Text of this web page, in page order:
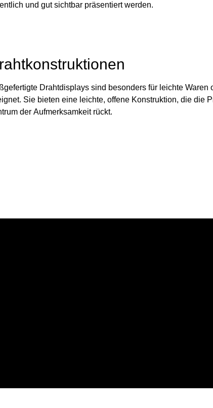
und gut sichtbar präsentiert werden.
Drahtdisplays sind besonders für leichte Waren
Sie bieten eine leichte, offene Konstruktion, die die
der Aufmerksamkeit rückt.